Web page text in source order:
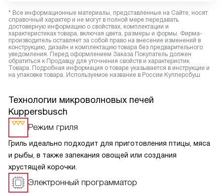
* Все информационные материалы, представленные на Сайте, носят
справочный характер и не могут в полной мере передавать
достоверную информацию о свойствах, комплектации и
характеристиках товара, включая цвета, размеры и формы. Фирма-
производитель оставляет за собой право на внесение изменений в
конструкцию, дизайн и комплектацию товара без предварительного
уведомления. Перед оформлением Заказа Покупатель должен
обратиться к Продавцу для уточнения свойств и характеристик
Товара. Подробная информация о товаре указывается в инструкции и
на упаковке товара. Используемое название в России Купперсбуш
Технологии микроволновых печей
Kuppersbusch
Режим гриля
Гриль идеально подходит для приготовления птицы, мяса
и рыбы, в также запекания овощей или создания
хрустящей корочки.
Электронный программатор